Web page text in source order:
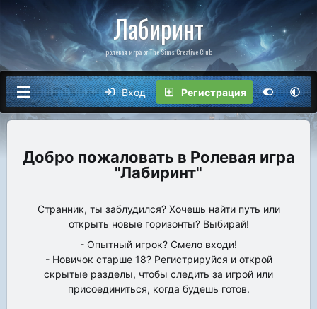
Лабиринт
ролевая игра от The Sims Creative Club
Вход Регистрация
Ролевая игра
"Лабиринт"
Странник, ты заблудился? Хочешь найти путь или
открыть новые горизонты? Выбирай!
- Опытный игрок? Смело входи!
- Новичок старше 18? Регистрируйся и открой
скрытые разделы, чтобы следить за игрой или
присоединиться, когда будешь готов.